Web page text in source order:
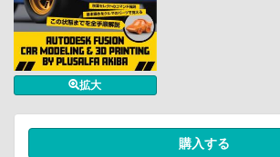
拡大
購入する